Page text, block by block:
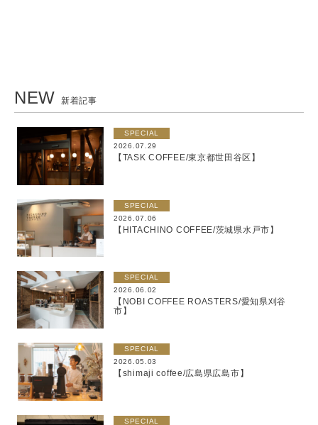
NEW 新着記事
SPECIAL
2026.07.29
【TASK COFFEE/東京都世田谷区】
SPECIAL
2026.07.06
【HITACHINO COFFEE/茨城県水戸市】
SPECIAL
2026.06.02
【NOBI COFFEE ROASTERS/愛知県刈谷
市】
SPECIAL
2026.05.03
【shimaji coffee/広島県広島市】
SPECIAL